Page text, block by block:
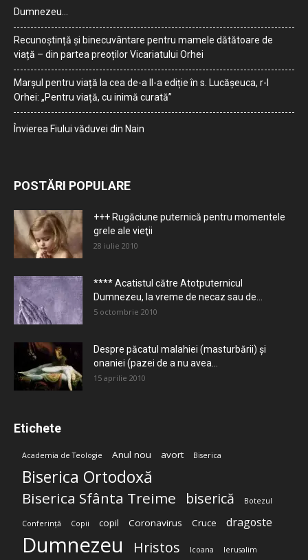
Dumnezeu…
Recunoștință și binecuvântare pentru mamele dătătoare de
viață – din partea preoților Vicariatului Orhei
Marșul pentru viață la cea de-a II-a ediție în s. Lucășeuca, r-l
Orhei: „Pentru viață, cu inimă curată”
Învierea Fiului văduvei din Nain
POSTĂRI POPULARE
+++ Rugăciune puternică pentru momentele
grele ale vieţii
28 iulie 2010
**** Acatistul către Atotputernicul
Dumnezeu, la vreme de necaz sau de...
5 octombrie 2010
Despre păcatul malahiei (masturbării) şi
onaniei (pazei de a nu avea...
15 aprilie 2010
Etichete
Academia de Teologie Anul nou avort Biserica
Biserica Ortodoxă
Biserica Sfânta Treime biserică Botezul
Conferință Copii copil Coronavirus Cruce dragoste
Dumnezeu Hristos Icoana Ierusalim